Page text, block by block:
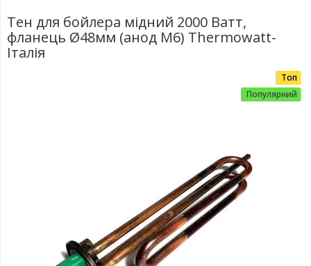
Тен для бойлера мідний 2000 Ватт,
фланець Ø48мм (анод М6) Thermowatt-
Італія
Топ
Популярний